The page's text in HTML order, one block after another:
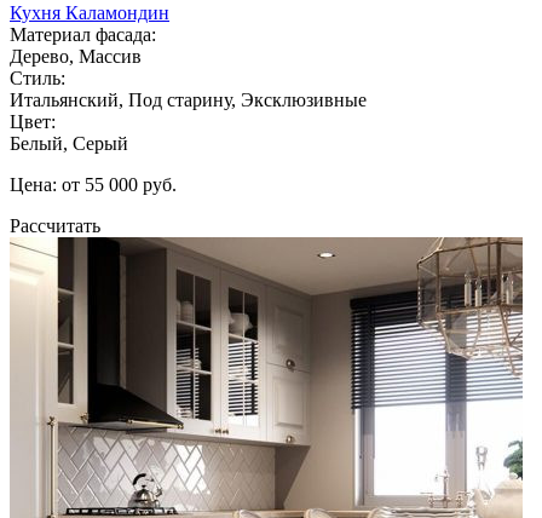
Кухня Каламондин
Материал фасада:
Дерево, Массив
Стиль:
Итальянский, Под старину, Эксклюзивные
Цвет:
Белый, Серый
Цена: от 55 000 руб.
Рассчитать